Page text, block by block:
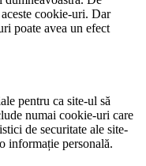
cookie-uri. Dar
poate avea un efect
pentru ca site-ul să
numai cookie-uri care
de securitate ale site-
informație personală.